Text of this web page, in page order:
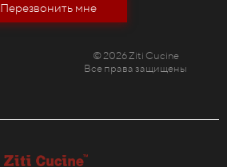
Перезвонить мне
© 2026 Ziti Cucine
Все права защищены